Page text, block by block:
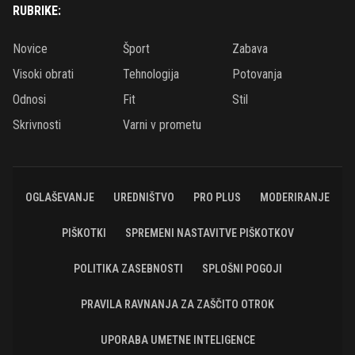
RUBRIKE:
Novice Šport
Zabava
Visoki obrati
Tehnologija
Potovanja
Odnosi
Fit
Stil
Skrivnosti
Varni v prometu
OGLAŠEVANJE UREDNIŠTVO PRO PLUS MODERIRANJE
PIŠKOTKI SPREMENI NASTAVITVE PIŠKOTKOV
POLITIKA ZASEBNOSTI SPLOŠNI POGOJI
PRAVILA RAVNANJA ZA ZAŠČITO OTROK
UPORABA UMETNE INTELIGENCE